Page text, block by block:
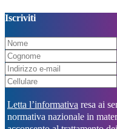
Iscriviti
Letta l’informativa resa ai
normativa nazionale in